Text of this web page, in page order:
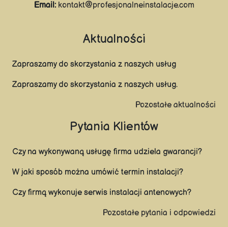
Email: kontakt@profesjonalneinstalacje.com
Aktualności
Zapraszamy do skorzystania z naszych usług
Zapraszamy do skorzystania z naszych usług.
Pozostałe aktualności
Pytania Klientów
Czy na wykonywaną usługę firma udziela gwarancji?
W jaki sposób można umówić termin instalacji?
Czy firmą wykonuje serwis instalacji antenowych?
Pozostałe pytania i odpowiedzi